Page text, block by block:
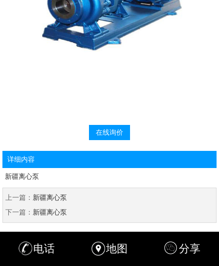
在线询价
详细内容
新疆离心泵
上一篇： 新疆离心泵
下一篇： 新疆离心泵
电话 地图 分享